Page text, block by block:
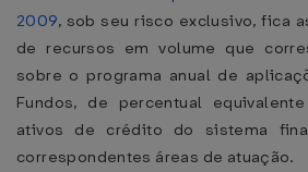
2009, sob seu risco exclusivo, fica
de recursos em volume que
sobre o programa anual de
Fundos, de percentual
ativos de crédito do sistema
correspondentes áreas de atuação.